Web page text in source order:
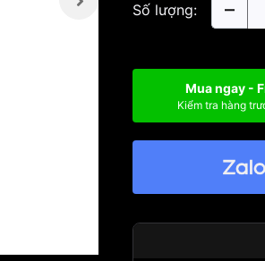
Số lượng:
Mua ngay -
Kiểm tra hàng